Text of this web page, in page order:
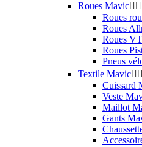
Roues Mavic 
Roues
Roues
Roues
Roues
Pneus
Textile Mavic 
Cuissard
Veste
Maillot
Gants